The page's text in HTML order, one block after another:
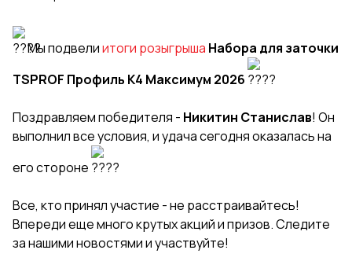
Мы подвелиитоги розыгрыша Набора для заточки
TSPROF Профиль К4 Максимум 2026
Поздравляем победителя - Никитин Станислав! Он
выполнил все условия, и удача сегодня оказалась на
его стороне
Все, кто принял участие - не расстраивайтесь!
Впереди еще много крутых акций и призов. Следите
за нашими новостями и участвуйте!